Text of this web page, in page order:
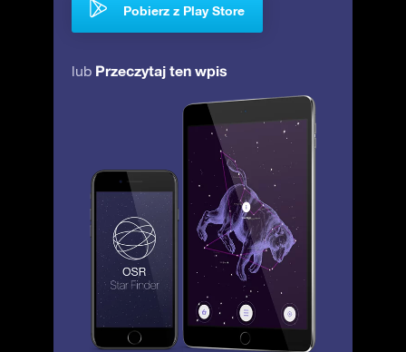
Pobierz z Play Store
lub Przeczytaj ten wpis